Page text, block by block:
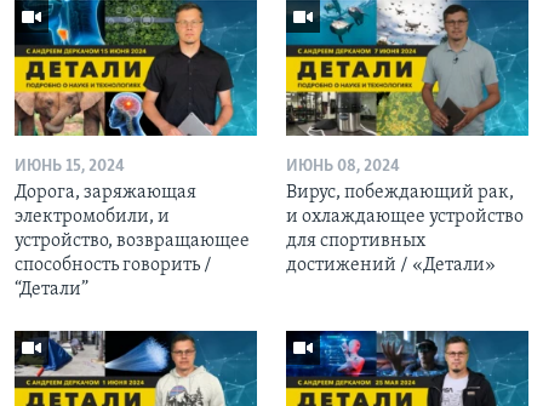
ИЮНЬ 15, 2024
Дорога, заряжающая
электромобили, и
устройство, возвращающее
способность говорить /
“Детали”
ИЮНЬ 08, 2024
Вирус, побеждающий рак,
и охлаждающее устройство
для спортивных
достижений / «Детали»